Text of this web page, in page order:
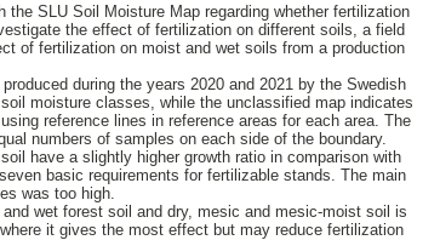
SLU Soil Moisture Map regarding whether fertilization
the effect of fertilization on different soils, a field
of fertilization on moist and wet soils from a production
during the years 2020 and 2021 by the Swedish
moisture classes, while the unclassified map indicates
reference lines in reference areas for each area. The
numbers of samples on each side of the boundary.
have a slightly higher growth ratio in comparison with
basic requirements for fertilizable stands. The main
was too high.
wet forest soil and dry, mesic and mesic-moist soil is
it gives the most effect but may reduce fertilization